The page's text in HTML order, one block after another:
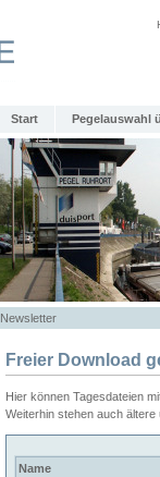
Start Pegelauswahl
Newsletter
Freier Download
Hier können Tagesdateien
Weiterhin stehen auch
Name